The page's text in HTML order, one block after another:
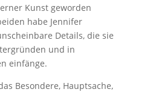
Kunst geworden
habe Jennifer
Details, die sie
und in
einfänge.
Besondere, Hauptsache,